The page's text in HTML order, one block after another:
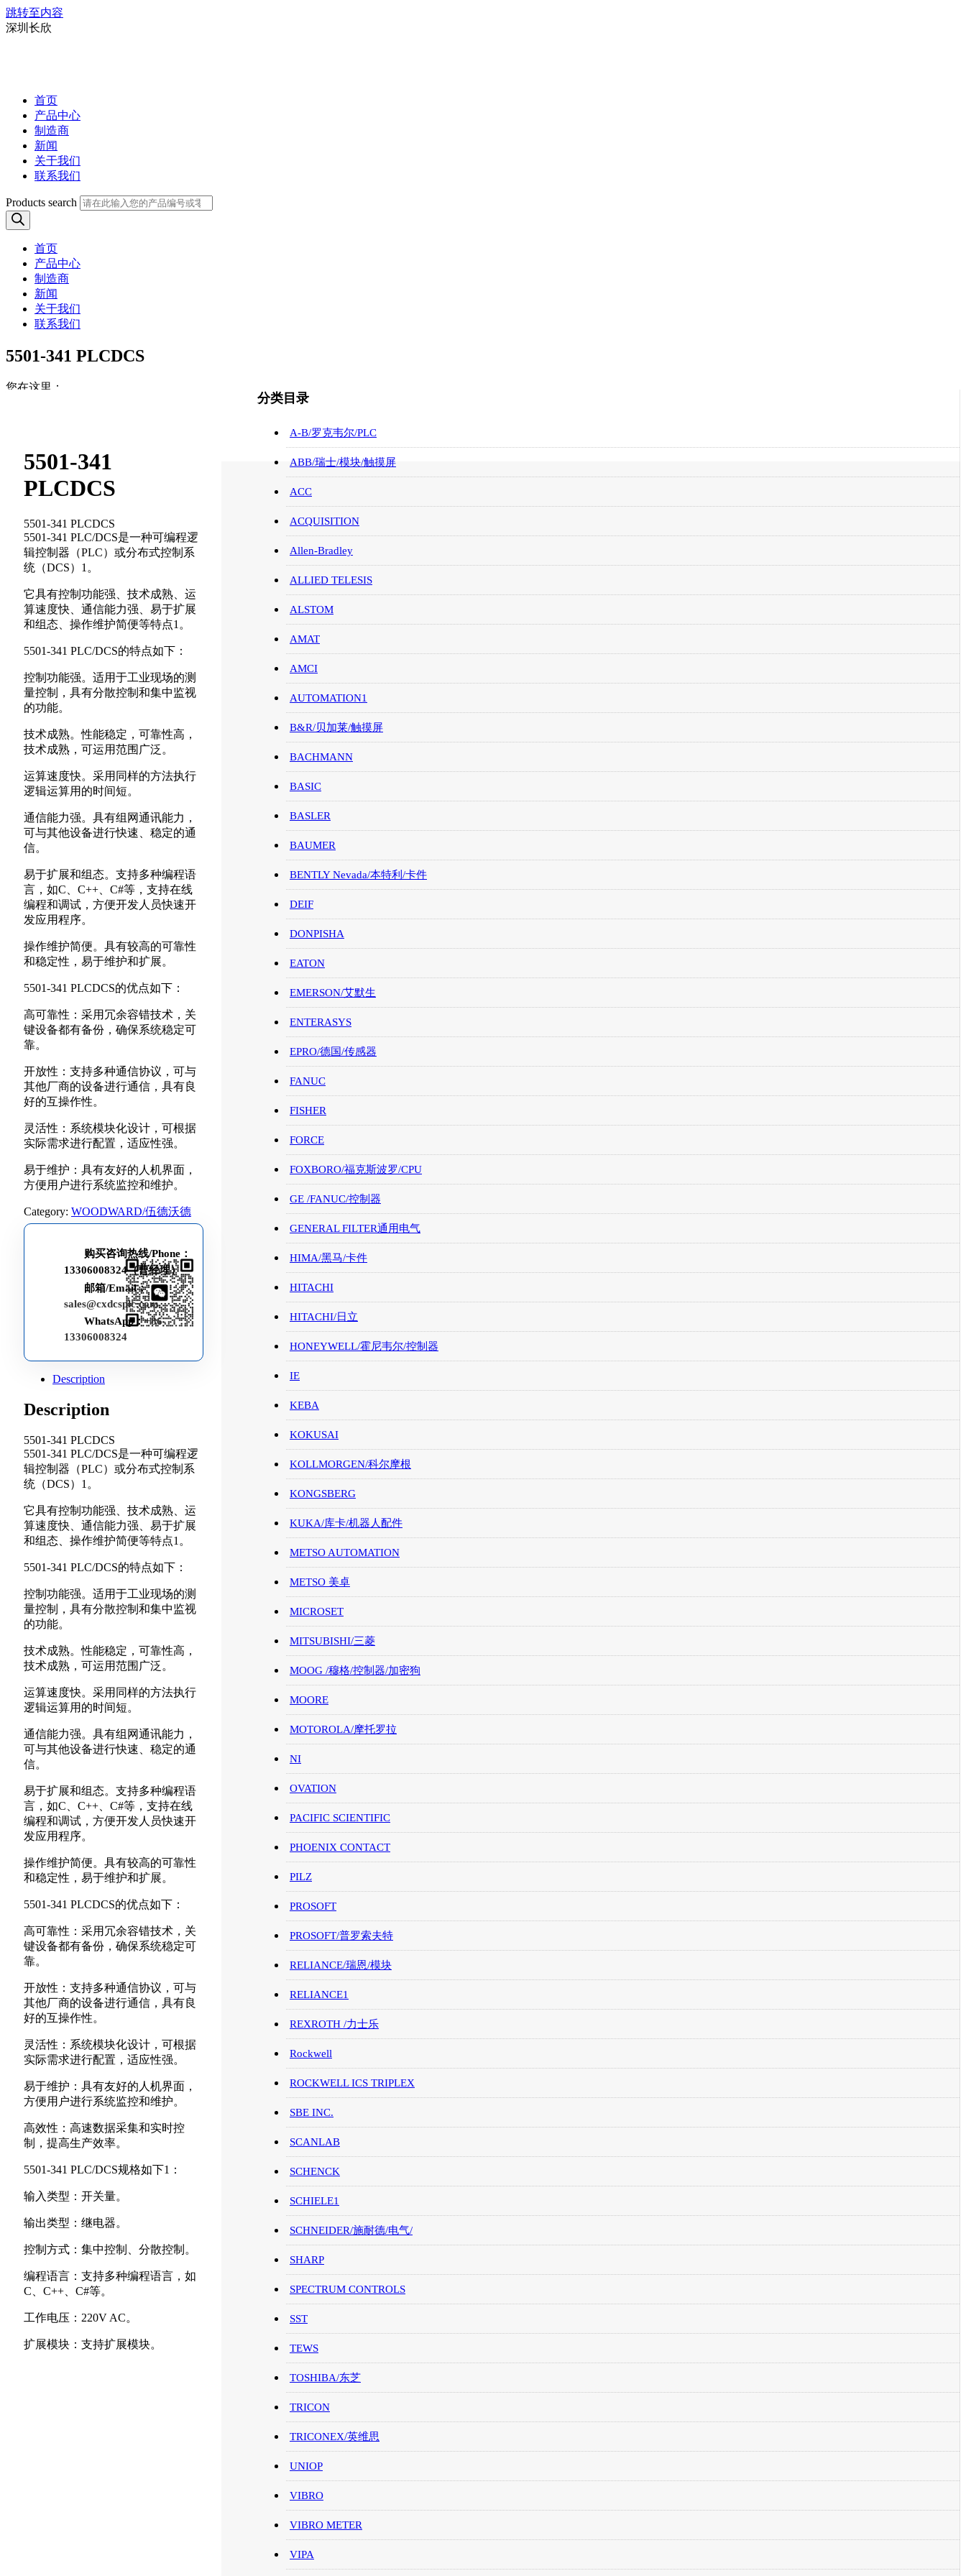
跳转至内容
深圳长欣
首页
产品中心
制造商
新闻
关于我们
联系我们
Products search
首页
产品中心
制造商
新闻
关于我们
联系我们
5501-341 PLCDCS
您在这里：
5501-341
PLCDCS
5501-341 PLCDCS
5501-341 PLC/DCS是一种可编程逻
辑控制器（PLC）或分布式控制系
统（DCS）1。
它具有控制功能强、技术成熟、运
算速度快、通信能力强、易于扩展
和组态、操作维护简便等特点1。
5501-341 PLC/DCS的特点如下：
控制功能强。适用于工业现场的测
量控制，具有分散控制和集中监视
的功能。
技术成熟。性能稳定，可靠性高，
技术成熟，可运用范围广泛。
运算速度快。采用同样的方法执行
逻辑运算用的时间短。
通信能力强。具有组网通讯能力，
可与其他设备进行快速、稳定的通
信。
易于扩展和组态。支持多种编程语
言，如C、C++、C#等，支持在线
编程和调试，方便开发人员快速开
发应用程序。
操作维护简便。具有较高的可靠性
和稳定性，易于维护和扩展。
5501-341 PLCDCS的优点如下：
高可靠性：采用冗余容错技术，关
键设备都有备份，确保系统稳定可
靠。
开放性：支持多种通信协议，可与
其他厂商的设备进行通信，具有良
好的互操作性。
灵活性：系统模块化设计，可根据
实际需求进行配置，适应性强。
易于维护：具有友好的人机界面，
方便用户进行系统监控和维护。
Category: WOODWARD/伍德沃德
购买咨询热线/Phone：
13306008324（曹经理）
邮箱/Email：
sales@cxdcsplc.com
WhatsApp：+86-
13306008324
Description
Description
5501-341 PLCDCS
5501-341 PLC/DCS是一种可编程逻
辑控制器（PLC）或分布式控制系
统（DCS）1。
它具有控制功能强、技术成熟、运
算速度快、通信能力强、易于扩展
和组态、操作维护简便等特点1。
5501-341 PLC/DCS的特点如下：
控制功能强。适用于工业现场的测
量控制，具有分散控制和集中监视
的功能。
技术成熟。性能稳定，可靠性高，
技术成熟，可运用范围广泛。
运算速度快。采用同样的方法执行
逻辑运算用的时间短。
通信能力强。具有组网通讯能力，
可与其他设备进行快速、稳定的通
信。
易于扩展和组态。支持多种编程语
言，如C、C++、C#等，支持在线
编程和调试，方便开发人员快速开
发应用程序。
操作维护简便。具有较高的可靠性
和稳定性，易于维护和扩展。
5501-341 PLCDCS的优点如下：
高可靠性：采用冗余容错技术，关
键设备都有备份，确保系统稳定可
靠。
开放性：支持多种通信协议，可与
其他厂商的设备进行通信，具有良
好的互操作性。
灵活性：系统模块化设计，可根据
实际需求进行配置，适应性强。
易于维护：具有友好的人机界面，
方便用户进行系统监控和维护。
高效性：高速数据采集和实时控
制，提高生产效率。
5501-341 PLC/DCS规格如下1：
输入类型：开关量。
输出类型：继电器。
控制方式：集中控制、分散控制。
编程语言：支持多种编程语言，如
C、C++、C#等。
工作电压：220V AC。
扩展模块：支持扩展模块。
分类目录
A-B/罗克韦尔/PLC
ABB/瑞士/模块/触摸屏
ACC
ACQUISITION
Allen-Bradley
ALLIED TELESIS
ALSTOM
AMAT
AMCI
AUTOMATION1
B&R/贝加莱/触摸屏
BACHMANN
BASIC
BASLER
BAUMER
BENTLY Nevada/本特利/卡件
DEIF
DONPISHA
EATON
EMERSON/艾默生
ENTERASYS
EPRO/德国/传感器
FANUC
FISHER
FORCE
FOXBORO/福克斯波罗/CPU
GE /FANUC/控制器
GENERAL FILTER通用电气
HIMA/黑马/卡件
HITACHI
HITACHI/日立
HONEYWELL/霍尼韦尔/控制器
IE
KEBA
KOKUSAI
KOLLMORGEN/科尔摩根
KONGSBERG
KUKA/库卡/机器人配件
METSO AUTOMATION
METSO 美卓
MICROSET
MITSUBISHI/三菱
MOOG /穆格/控制器/加密狗
MOORE
MOTOROLA/摩托罗拉
NI
OVATION
PACIFIC SCIENTIFIC
PHOENIX CONTACT
PILZ
PROSOFT
PROSOFT/普罗索夫特
RELIANCE/瑞恩/模块
RELIANCE1
REXROTH /力士乐
Rockwell
ROCKWELL ICS TRIPLEX
SBE INC.
SCANLAB
SCHENCK
SCHIELE1
SCHNEIDER/施耐德/电气/
SHARP
SPECTRUM CONTROLS
SST
TEWS
TOSHIBA/东芝
TRICON
TRICONEX/英维思
UNIOP
VIBRO
VIBRO METER
VIPA